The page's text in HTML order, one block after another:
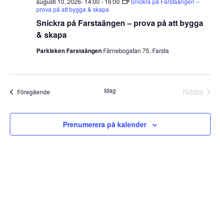
Snickra på Farstaängen – prova på att bygga
& skapa
prova på att bygga & skapa
Parkleken Farstaängen Färnebogatan 75, Farsta
FöregåendeEvenemang Idag
Nästa
Prenumerera på kalender